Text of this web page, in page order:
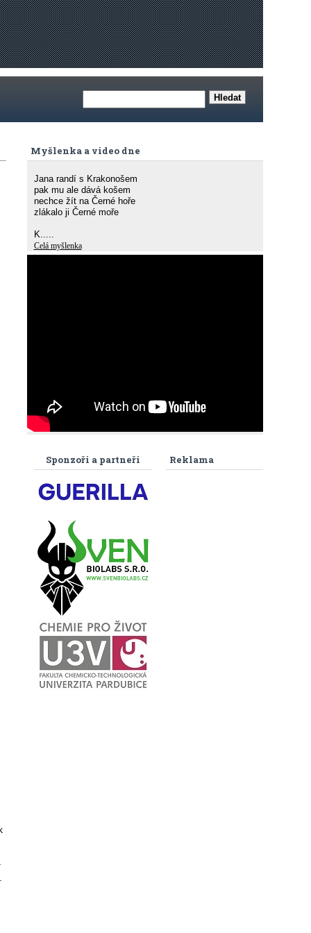
Myšlenka a video dne
Jana randí s Krakonošem
pak mu ale dává košem
nechce žít na Černé hoře
zlákalo ji Černé moře
K.....
Celá myšlenka
Reklama
Sponzoři a partneři